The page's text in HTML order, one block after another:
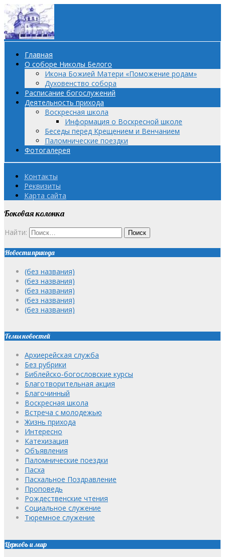
Главная
О соборе Николы Белого
Икона Божией Матери «Поможение родам»
Духовенство собора
Расписание богослужений
Деятельность прихода
Воскресная школа
Информация о Воскресной школе
Беседы перед Крещением и Венчанием
Паломнические поездки
Фотогалерея
Контакты
Реквизиты
Карта сайта
Боковая колонка
Найти:
Новости прихода
(без названия)
(без названия)
(без названия)
(без названия)
(без названия)
Темы новостей
Архиерейская служба
Без рубрики
Библейско-богословские курсы
Благотворительная акция
Благочинный
Воскресная школа
Встреча с молодежью
Жизнь прихода
Интересно
Катехизация
Объявления
Паломнические поездки
Пасха
Пасхальное Поздравление
Проповедь
Рождественские чтения
Социальное служение
Тюремное служение
Церковь и мир